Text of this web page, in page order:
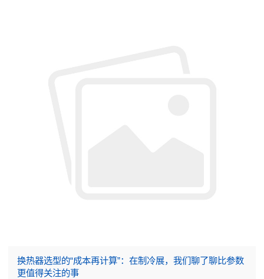
换热器选型的“成本再计算”：在制冷展，我们聊了聊比参数
更值得关注的事